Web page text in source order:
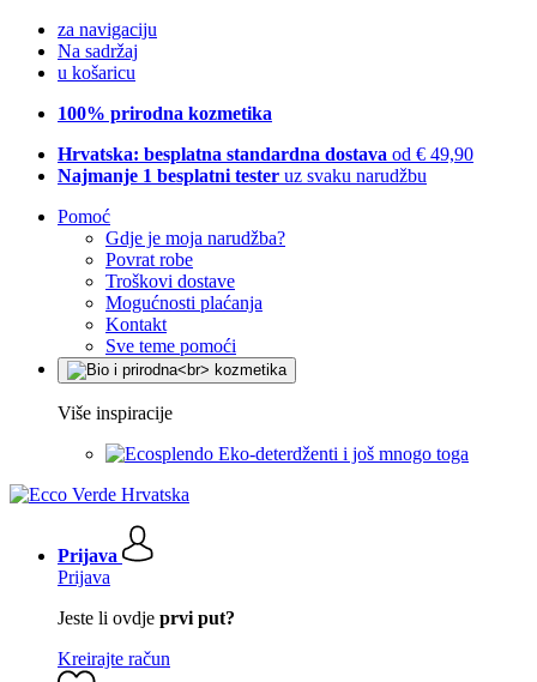
za navigaciju
Na sadržaj
u košaricu
100% prirodna kozmetika
Hrvatska: besplatna standardna dostava od € 49,90
Najmanje 1 besplatni tester uz svaku narudžbu
Pomoć
Gdje je moja narudžba?
Povrat robe
Troškovi dostave
Mogućnosti plaćanja
Kontakt
Sve teme pomoći
Više inspiracije
Eko-deterdženti i još mnogo toga
Prijava
Prijava
Jeste li ovdje prvi put?
Kreirajte račun